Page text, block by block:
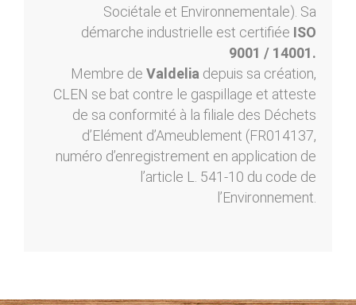
Sociétale et Environnementale). Sa
démarche industrielle est certifiée ISO
9001 / 14001.
Membre de Valdelia depuis sa création,
CLEN se bat contre le gaspillage et atteste
de sa conformité à la filiale des Déchets
d’Elément d’Ameublement (FR014137,
numéro d’enregistrement en application de
l’article L. 541-10 du code de
l’Environnement.